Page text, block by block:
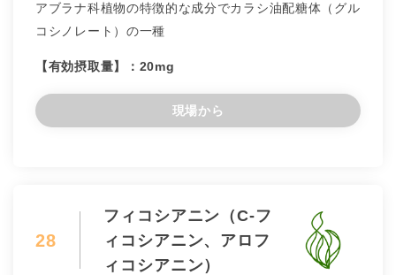
アブラナ科植物の特徴的な成分でカラシ油配糖体（グル
コシノレート）の一種
【有効摂取量】：20mg
現場から
28
フィコシアニン（C-フ
ィコシアニン、アロフ
ィコシアニン）